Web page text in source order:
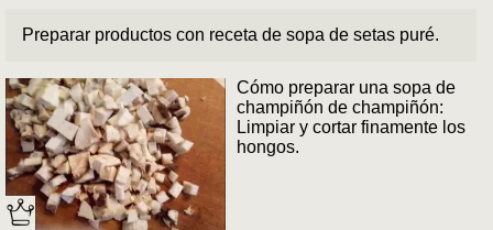
Preparar productos con receta de sopa de setas puré.
Cómo preparar una sopa de
champiñón de champiñón:
Limpiar y cortar finamente los
hongos.